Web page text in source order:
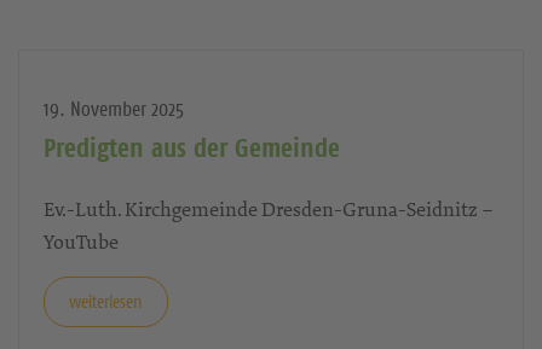
19. November 2025
Predigten aus der Gemeinde
Ev.-Luth. Kirchgemeinde Dresden-Gruna-Seidnitz –
YouTube
weiterlesen